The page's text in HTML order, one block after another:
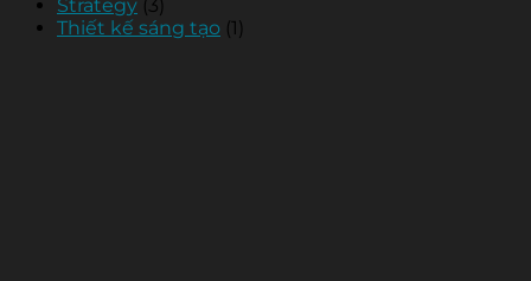
Strategy (3)
Thiết kế sáng tạo (1)